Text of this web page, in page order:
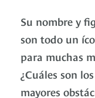
Su nombre y
son todo un
para muchas
¿Cuáles son los
mayores